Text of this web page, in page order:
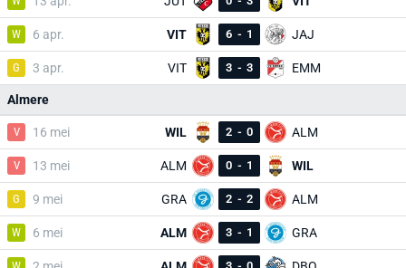
W 6 apr. VIT 6 - 1 JAJ
G 3 apr. VIT 3 - 3 EMM
Almere
V 16 mei WIL 2 - 0 ALM
V 13 mei ALM 0 - 1 WIL
G 9 mei GRA 2 - 2 ALM
W 6 mei ALM 3 - 1 GRA